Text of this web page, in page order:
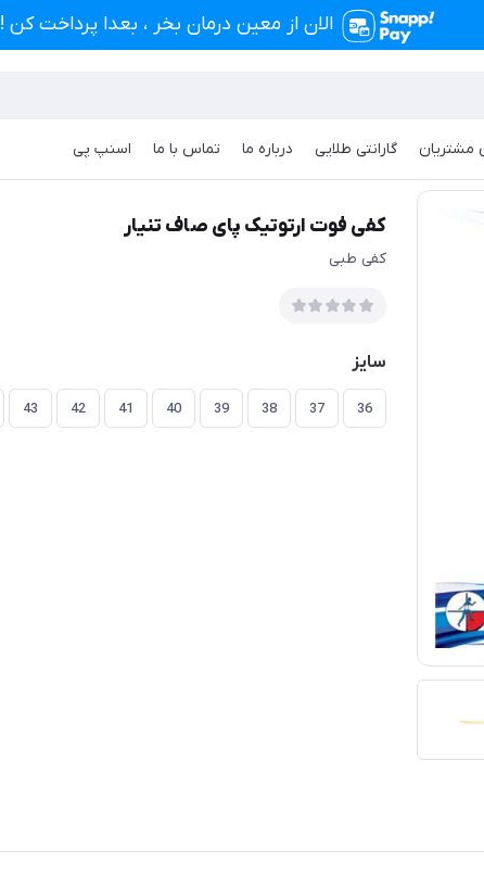
الان از معین درمان بخر ، بعدا پرداخت کن !
مشتریان گارانتی طلایی درباره ما تماس با ما اسنپ پی پای صاف تنیار
کفی فوت ارتوتیک پای صاف تنیار
کفی طبی
سایز
36
37
38
39
40
41
42
43